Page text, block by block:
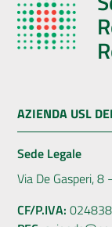
AZIENDA USL
Sede Legale
Via De Gasperi,
CF/P.IVA: